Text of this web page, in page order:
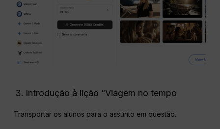
Introdução à lição “Viagem no tempo
Transportar os alunos para o assunto em questão.